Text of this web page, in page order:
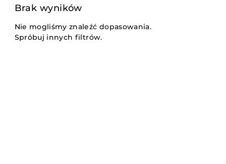
Brak wyników
Nie mogliśmy znaleźć dopasowania.
Spróbuj innych filtrów.